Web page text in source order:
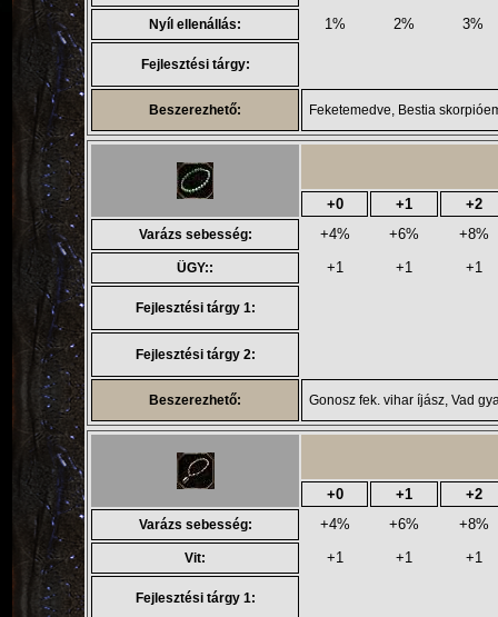
Nyíl ellenállás: 1% 2% 3%
Fejlesztési tárgy:
Beszerezhető: Feketemedve, Bestia
+0 +1 +2
Varázs sebesség: +4% +6% +8%
ÜGY:: +1 +1 +1
Fejlesztési tárgy 1:
Fejlesztési tárgy 2:
Beszerezhető: Gonosz fek. vihar íjász, Vad
+0 +1 +2
Varázs sebesség: +4% +6% +8%
Vit: +1 +1 +1
Fejlesztési tárgy 1: